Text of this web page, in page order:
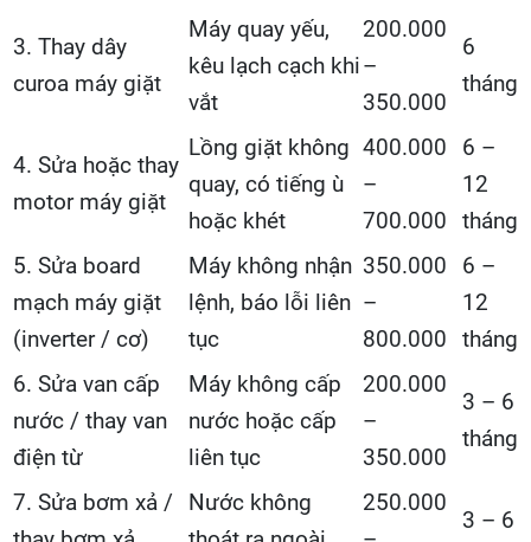
3. Thay dây
curoa máy giặt
Máy quay yếu,
kêu lạch cạch khi
vắt
200.000
–
350.000
6
tháng
4. Sửa hoặc thay
motor máy giặt
Lồng giặt không
quay, có tiếng ù
hoặc khét
400.000
–
700.000
6 –
12
tháng
5. Sửa board
mạch máy giặt
(inverter / cơ)
Máy không nhận
lệnh, báo lỗi liên
tục
350.000
–
800.000
6 –
12
tháng
6. Sửa van cấp
nước / thay van
điện từ
Máy không cấp
nước hoặc cấp
liên tục
200.000
–
350.000
3 – 6
tháng
7. Sửa bơm xả /
Nước không
250.000
3 – 6